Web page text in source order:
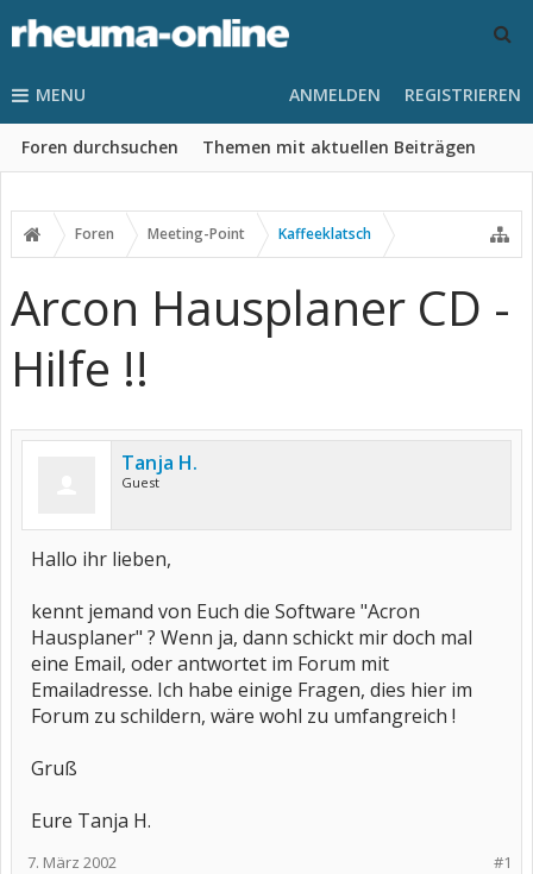
MENU
Foren durchsuchen Themen mit aktuellen Beiträgen
ANMELDEN REGISTRIEREN
Foren Meeting-Point Kaffeeklatsch
Arcon Hausplaner CD -
Hilfe !!
Tanja H.
Guest
Hallo ihr lieben,
kennt jemand von Euch die Software "Acron
Hausplaner" ? Wenn ja, dann schickt mir doch mal
eine Email, oder antwortet im Forum mit
Emailadresse. Ich habe einige Fragen, dies hier im
Forum zu schildern, wäre wohl zu umfangreich !
Gruß
Eure Tanja H.
#1
7. März 2002